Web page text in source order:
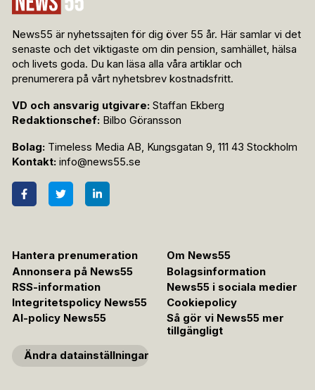
News55 är nyhetssajten för dig över 55 år. Här samlar vi det
senaste och det viktigaste om din pension, samhället, hälsa
och livets goda. Du kan läsa alla våra artiklar och
prenumerera på vårt nyhetsbrev kostnadsfritt.
VD och ansvarig utgivare: Staffan Ekberg
Redaktionschef: Bilbo Göransson
Bolag: Timeless Media AB, Kungsgatan 9, 111 43 Stockholm
Kontakt: info@news55.se
Hantera prenumeration
Om News55
Annonsera på News55
Bolagsinformation
RSS-information
News55 i sociala medier
Integritetspolicy News55
Cookiepolicy
AI-policy News55
Så gör vi News55 mer
tillgängligt
Ändra datainställningar